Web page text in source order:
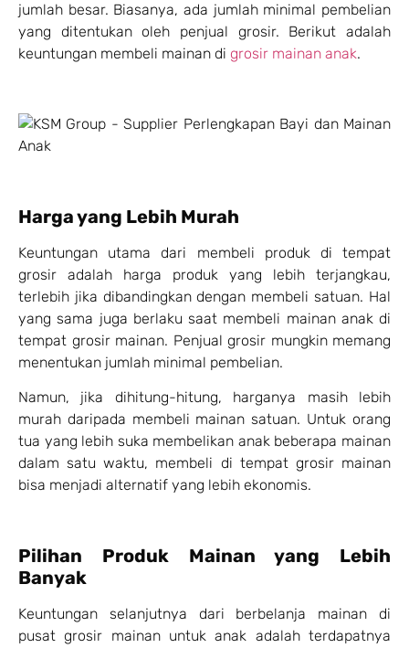
jumlah besar. Biasanya, ada jumlah minimal pembelian
yang ditentukan oleh penjual grosir. Berikut adalah
keuntungan membeli mainan di grosir mainan anak.
Harga yang Lebih Murah
Keuntungan utama dari membeli produk di tempat
grosir adalah harga produk yang lebih terjangkau,
terlebih jika dibandingkan dengan membeli satuan. Hal
yang sama juga berlaku saat membeli mainan anak di
tempat grosir mainan. Penjual grosir mungkin memang
menentukan jumlah minimal pembelian.
Namun, jika dihitung-hitung, harganya masih lebih
murah daripada membeli mainan satuan. Untuk orang
tua yang lebih suka membelikan anak beberapa mainan
dalam satu waktu, membeli di tempat grosir mainan
bisa menjadi alternatif yang lebih ekonomis.
Pilihan Produk Mainan yang Lebih
Banyak
Keuntungan selanjutnya dari berbelanja mainan di
pusat grosir mainan untuk anak adalah terdapatnya